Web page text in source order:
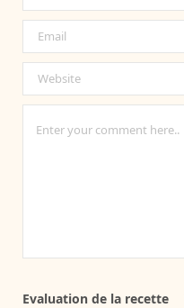
Evaluation de la recette